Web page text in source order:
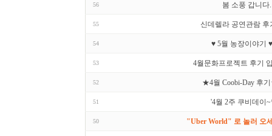
56 봄 소풍 갑니다.
55 신데렐라 공연관람 후
54 ♥ 5월 농장이야기 ♥
53 4월문화프로젝트 후기
52 ★4월 Coobi-Day 후
51 '4월 2주 쿠비데이
50 "Uber World" 로 놀러 오